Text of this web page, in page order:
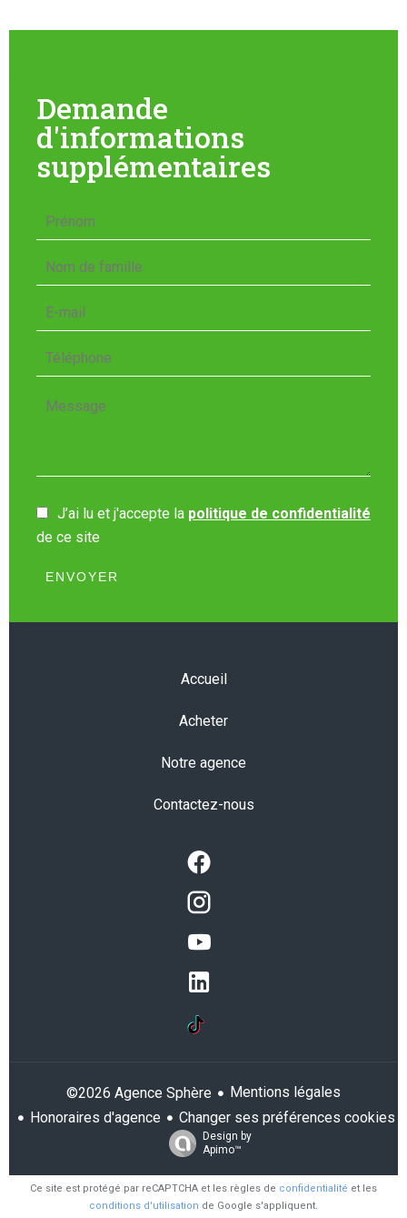
Demande
d'informations
supplémentaires
J’ai lu et j'accepte la politique de confidentialité
de ce site
ENVOYER
Accueil
Acheter
Notre agence
Contactez-nous
©2026 Agence Sphère
Mentions légales
Honoraires d'agence
Changer ses préférences cookies
Design by
Apimo™
Ce site est protégé par reCAPTCHA et les règles de confidentialité et les
conditions d'utilisation de Google s'appliquent.